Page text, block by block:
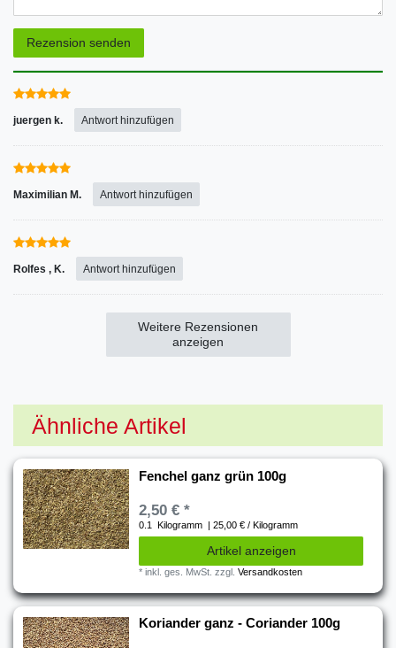
Rezension senden
juergen k. Antwort hinzufügen
Maximilian M. Antwort hinzufügen
Rolfes , K. Antwort hinzufügen
Weitere Rezensionen
anzeigen
Ähnliche Artikel
Fenchel ganz grün 100g
2,50 € *
0.1 Kilogramm | 25,00 € / Kilogramm
Artikel anzeigen
*inkl. ges. MwSt. zzgl.Versandkosten
Koriander ganz - Coriander 100g